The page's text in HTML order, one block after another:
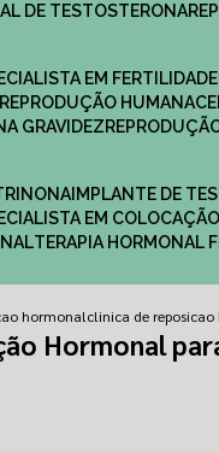
DE TESTOSTERONA
EM FERTILIDADE
REPRODUÇÃO HUMANA
GRAVIDEZ
IMPLANTE DE
EM
TERAPIA HORMONAL
hormonalclinica de
Hormonal